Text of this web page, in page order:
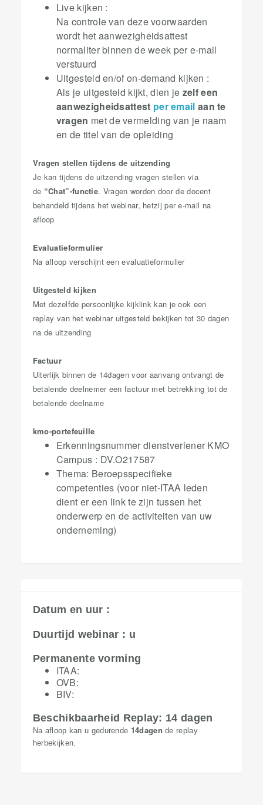
Live kijken :
Na controle van deze voorwaarden
wordt het aanwezigheidsattest
normaliter binnen de week per e-mail
verstuurd
Uitgesteld en/of on-demand kijken :
Als je uitgesteld kijkt, dien je zelf een
aanwezigheidsattest per email aan te
vragen met de vermelding van je naam
en de titel van de opleiding
Vragen stellen tijdens de uitzending
Je kan tijdens de uitzending vragen stellen via
de “Chat”-functie. Vragen worden door de docent
behandeld tijdens het webinar, hetzij per e-mail na
afloop
Evaluatieformulier
Na afloop verschijnt een evaluatieformulier
Uitgesteld kijken
Met dezelfde persoonlijke kijklink kan je ook een
replay van het webinar uitgesteld bekijken tot 30 dagen
na de uitzending
Factuur
Uiterlijk binnen de 14dagen voor aanvang ontvangt de
betalende deelnemer een factuur met betrekking tot de
betalende deelname
kmo-portefeuille
​Erkenningsnummer dienstverlener KMO
Campus : DV.O217587
Thema: Beroepsspecifieke
competenties (voor niet-ITAA leden
dient er een link te zijn tussen het
onderwerp en de activiteiten van uw
onderneming)
Datum en uur :
Duurtijd webinar : u
Permanente vorming
ITAA:
OVB:
BIV:
Beschikbaarheid Replay: 14 dagen
Na afloop kan u gedurende 14dagen de replay
herbekijken.